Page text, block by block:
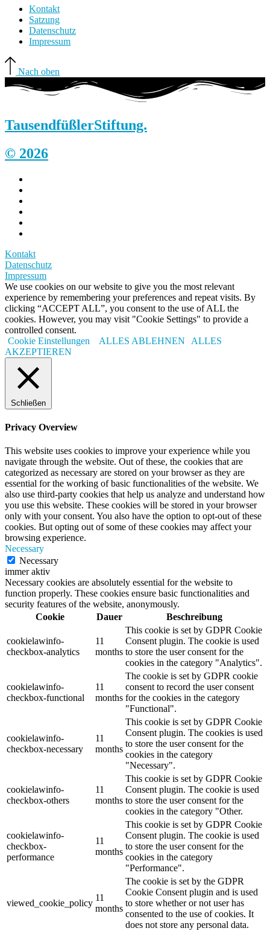
Kontakt
Satzung
Datenschutz
Impressum
Nach oben
TausendfüßlerStiftung.
© 2026
Kontakt
Datenschutz
Impressum
We use cookies on our website to give you the most relevant
experience by remembering your preferences and repeat visits. By
clicking “ACCEPT ALL”, you consent to the use of ALL the
cookies. However, you may visit "Cookie Settings" to provide a
controlled consent.
Cookie Einstellungen
ALLES ABLEHNEN
ALLES
AKZEPTIEREN
Schließen
Privacy Overview
This website uses cookies to improve your experience while you
navigate through the website. Out of these, the cookies that are
categorized as necessary are stored on your browser as they are
essential for the working of basic functionalities of the website. We
also use third-party cookies that help us analyze and understand how
you use this website. These cookies will be stored in your browser
only with your consent. You also have the option to opt-out of these
cookies. But opting out of some of these cookies may affect your
browsing experience.
Necessary
Necessary
immer aktiv
Necessary cookies are absolutely essential for the website to
function properly. These cookies ensure basic functionalities and
security features of the website, anonymously.
Cookie
Dauer Beschreibung
cookielawinfo-
checkbox-analytics
11
months
This cookie is set by GDPR Cookie
Consent plugin. The cookie is used
to store the user consent for the
cookies in the category "Analytics".
cookielawinfo-
checkbox-functional
11
months
The cookie is set by GDPR cookie
consent to record the user consent
for the cookies in the category
"Functional".
cookielawinfo-
checkbox-necessary
11
months
This cookie is set by GDPR Cookie
Consent plugin. The cookies is used
to store the user consent for the
cookies in the category
"Necessary".
cookielawinfo-
checkbox-others
11
months
This cookie is set by GDPR Cookie
Consent plugin. The cookie is used
to store the user consent for the
cookies in the category "Other.
cookielawinfo-
checkbox-
performance
11
months
This cookie is set by GDPR Cookie
Consent plugin. The cookie is used
to store the user consent for the
cookies in the category
"Performance".
viewed_cookie_policy
11
months
The cookie is set by the GDPR
Cookie Consent plugin and is used
to store whether or not user has
consented to the use of cookies. It
does not store any personal data.